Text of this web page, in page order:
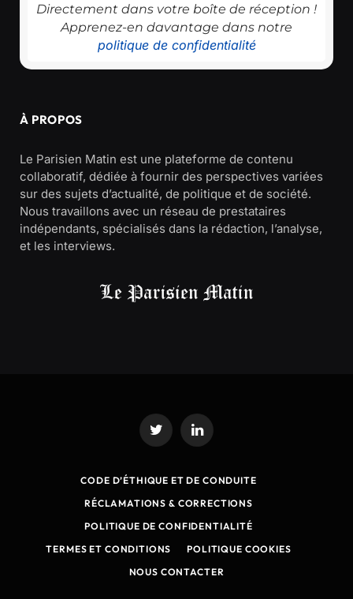
Directement dans votre boîte de réception !
Apprenez-en davantage dans notre
politique de confidentialité
À PROPOS
Le Parisien Matin est une plateforme de contenu
collaboratif, dédiée à fournir des perspectives variées
sur des sujets d’actualité, de politique et de société.
Nous travaillons avec un réseau de prestataires
indépendants, spécialisés dans la rédaction, l’analyse,
et les interviews.
Twitter LinkedIn
CODE D’ÉTHIQUE ET DE CONDUITE
RÉCLAMATIONS & CORRECTIONS
POLITIQUE DE CONFIDENTIALITÉ
TERMES ET CONDITIONS
POLITIQUE COOKIES
NOUS CONTACTER